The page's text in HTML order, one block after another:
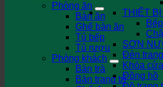
THIẾT BỊ
SƠN
Đèn
Khóa cửa
Đồng hồ
Phòng ăn
Bàn ăn
Ghế bàn ăn
Tủ bếp
Tủ rượu
Phòng khách
Bàn trà
Bàn trang trí